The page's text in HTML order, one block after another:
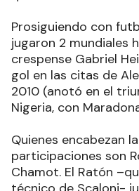
Prosiguiendo con
jugaron 2 mundiales
crespense Gabriel
gol en las citas de
2010 (anotó en el
Nigeria, con
Quienes encabezan
participaciones son
Chamot. El Ratón